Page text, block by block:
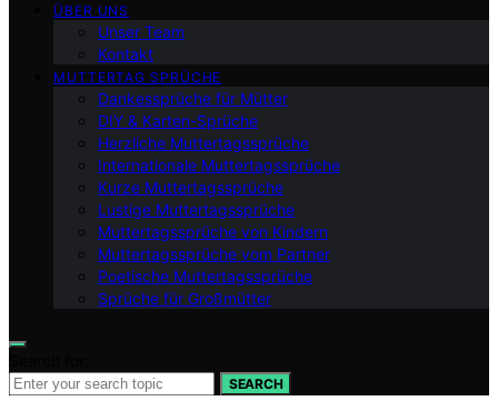
ÜBER UNS
Unser Team
Kontakt
MUTTERTAG SPRÜCHE
Dankessprüche für Mütter
DIY & Karten-Sprüche
Herzliche Muttertagssprüche
Internationale Muttertagssprüche
Kurze Muttertagssprüche
Lustige Muttertagssprüche
Muttertagssprüche von Kindern
Muttertagssprüche vom Partner
Poetische Muttertagssprüche
Sprüche für Großmütter
SEARCH